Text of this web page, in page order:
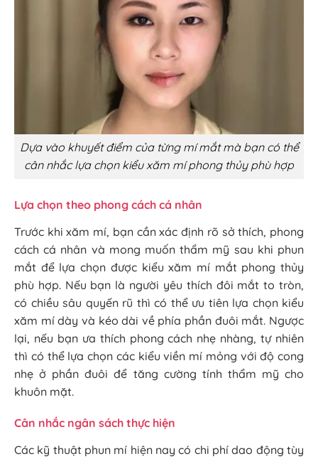
Dựa vào khuyết điểm của từng mí mắt mà bạn có thể
cân nhắc lựa chọn kiểu xăm mí phong thủy phù hợp
Lựa chọn theo phong cách cá nhân
Trước khi xăm mí, bạn cần xác định rõ sở thích, phong
cách cá nhân và mong muốn thẩm mỹ sau khi phun
mắt để lựa chọn được kiểu xăm mí mắt phong thủy
phù hợp. Nếu bạn là người yêu thích đôi mắt to tròn,
có chiều sâu quyến rũ thì có thể ưu tiên lựa chọn kiểu
xăm mí dày và kéo dài về phía phần đuôi mắt. Ngược
lại, nếu bạn ưa thích phong cách nhẹ nhàng, tự nhiên
thì có thể lựa chọn các kiểu viền mí mỏng với độ cong
nhẹ ở phần đuôi để tăng cường tính thẩm mỹ cho
khuôn mặt.
Cân nhắc ngân sách thực hiện
Các kỹ thuật phun mí hiện nay có chi phí dao động tùy